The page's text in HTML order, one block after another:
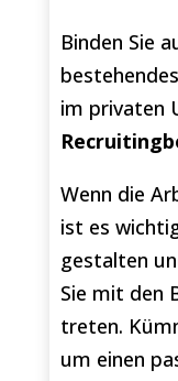
Binden Sie
im privaten
Wenn die
ist es
gestalten
Sie mit den
treten.
um einen